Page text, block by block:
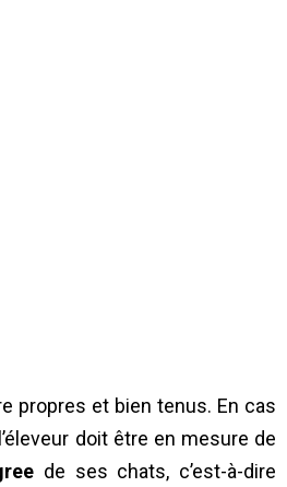
propres et bien tenus. En cas
doit être en mesure de
de ses chats, c’est-à-dire